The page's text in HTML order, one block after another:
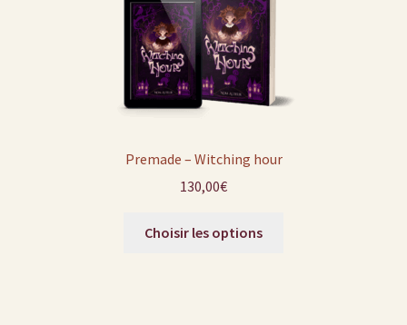
Premade – Witching hour
130,00€
Choisir les options